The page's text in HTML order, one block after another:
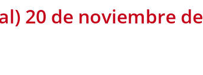
20 de noviembre de